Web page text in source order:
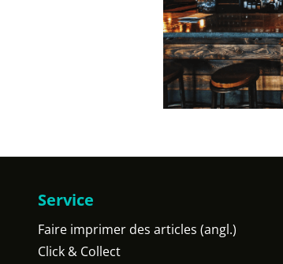
Service
Faire imprimer des articles (angl.)
Click & Collect